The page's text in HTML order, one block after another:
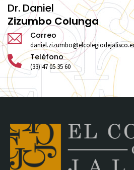
Dr. Daniel
Zizumbo Colunga
Correo
Teléfono
(33) 47 05 35 60